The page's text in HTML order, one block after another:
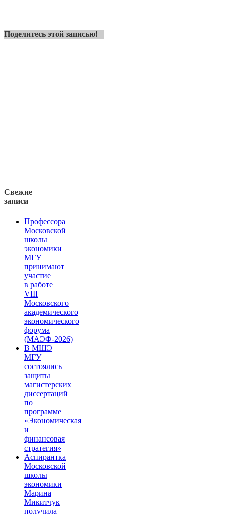
Поделитесь этой записью!
Свежие
записи
Профессора
Московской
школы
экономики
МГУ
принимают
участие
в работе
VIII
Московского
академического
экономического
форума
(МАЭФ-2026)
В МШЭ
МГУ
состоялись
защиты
магистерских
диссертаций
по
программе
«Экономическая
и
финансовая
стратегия»
Аспирантка
Московской
школы
экономики
Марина
Микитчук
получила